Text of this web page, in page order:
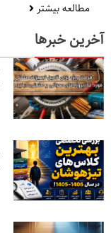
مطالعه بیشتر
آخرین خبرها